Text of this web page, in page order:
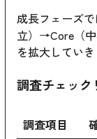
成長フェーズ
立）→Core（
を拡大していき
調査チェック
調査項目